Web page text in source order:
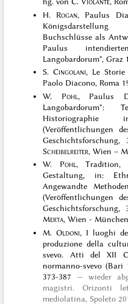
H. Rogan, Paulus
Buchschlüsse als
Paulus
Langobardorum", Graz
S.Cingolani, Le
Paolo Diacono, Roma
W. Pohl , Paulus
(Veröffentlichungen
Scheibelreiter, Wien –
W. Pohl, Tradition,
Gestaltung, in:
Angewandte
(Veröffentlichungen
Merta, Wien -
M.Oldoni, I luoghi
produzione della
svevo. Atti del XII
normanno-svevo
373-387
wieder
magistri. Orizonti
mediolatina, Spoleto